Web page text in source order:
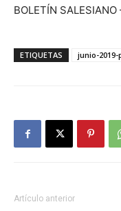
BOLETÍN
ETIQUETAS junio-
Artículo anterior